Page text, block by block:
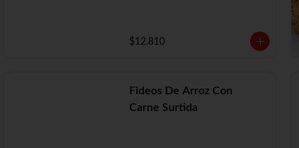
$12.810
Fideos De Arroz Con
Carne Surtida